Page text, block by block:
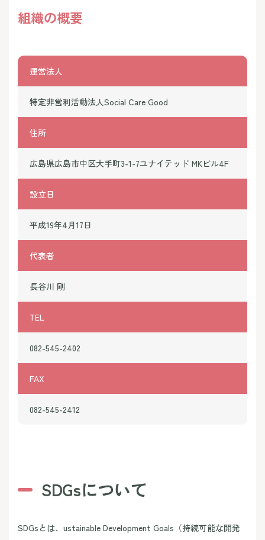
組織の概要
運営法人
特定非営利活動法人Social Care Good
住所
広島県広島市中区大手町3-1-7ユナイテッド MKビル4F
設立日
平成19年4月17日
代表者
長谷川 剛
TEL
082-545-2402
FAX
082-545-2412
SDGsについて
SDGsとは、ustainable Development Goals（持続可能な開発